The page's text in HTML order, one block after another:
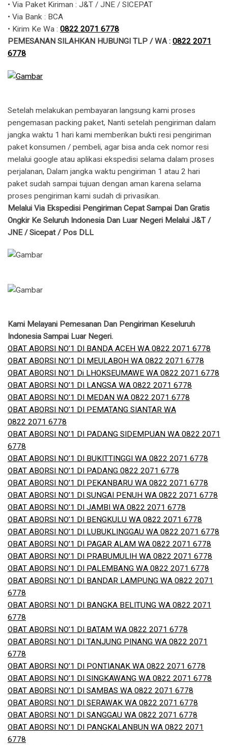
• Via Paket Kiriman : J&T / JNE / SICEPAT
• Via Bank : BCA
• Kirim Ke Wa : ​​ 0822 2071 6778
PEMESANAN SILAHKAN HUBUNGI TLP / WA : 0822 2071
6778
Setelah melakukan pembayaran langsung kami proses
pengemasan packing paket, Nanti setelah pengiriman dalam
jangka waktu 1 hari kami memberikan bukti resi pengiriman
paket konsumen / pembeli, agar bisa anda cek nomor resi
melalui google atau aplikasi ekspedisi selama dalam proses
perjalanan, Dalam jangka waktu pengiriman 1 atau 2 hari
paket sudah sampai tujuan dengan aman karena selama
proses pengiriman kami sudah di privasikan.
Melalui Via Ekspedisi Pengiriman Cepat Sampai Dan Gratis
Ongkir Ke Seluruh Indonesia Dan Luar Negeri Melalui J&T /
JNE / Sicepat / Pos DLL
Kami Melayani Pemesanan Dan Pengiriman Keseluruh
Indonesia Sampai Luar Negeri.
OBAT ABORSI NO’1 DI BANDA ACEH WA 0822 2071 6778
OBAT ABORSI NO’1 DI MEULABOH WA 0822 2071 6778
OBAT ABORSI NO’1 Di LHOKSEUMAWE WA 0822 2071 6778
OBAT ABORSI NO’1 DI LANGSA WA 0822 2071 6778
OBAT ABORSI NO’1 DI MEDAN WA 0822 2071 6778
OBAT ABORSI NO’1 DI PEMATANG SIANTAR WA
0822 2071 6778
OBAT ABORSI NO’1 DI PADANG SIDEMPUAN WA 0822 2071
6778
OBAT ABORSI NO’1 DI BUKITTINGGI WA 0822 2071 6778
OBAT ABORSI NO’1 DI PADANG 0822 2071 6778
OBAT ABORSI NO’1 DI PEKANBARU WA 0822 2071 6778
OBAT ABORSI NO’1 DI SUNGAI PENUH WA 0822 2071 6778
OBAT ABORSI NO’1 DI JAMBI WA 0822 2071 6778
OBAT ABORSI NO’1 DI BENGKULU WA 0822 2071 6778
OBAT ABORSI NO’1 DI LUBUKLINGGAU WA 0822 2071 6778
OBAT ABORSI NO’1 DI PAGAR ALAM WA 0822 2071 6778
OBAT ABORSI NO’1 DI PRABUMULIH WA 0822 2071 6778
OBAT ABORSI NO’1 DI PALEMBANG WA 0822 2071 6778
OBAT ABORSI NO’1 DI BANDAR LAMPUNG WA 0822 2071
6778
OBAT ABORSI NO’1 DI BANGKA BELITUNG WA 0822 2071
6778
OBAT ABORSI NO’1 DI BATAM WA 0822 2071 6778
OBAT ABORSI NO’1 DI TANJUNG PINANG WA 0822 2071
6778
OBAT ABORSI NO’1 DI PONTIANAK WA 0822 2071 6778
OBAT ABORSI NO’1 DI SINGKAWANG WA 0822 2071 6778
OBAT ABORSI NO’1 DI SAMBAS WA 0822 2071 6778
OBAT ABORSI NO’1 DI SERAWAK WA 0822 2071 6778
OBAT ABORSI NO’1 DI SANGGAU WA 0822 2071 6778
OBAT ABORSI NO’1 DI PANGKALANBUN WA 0822 2071
6778